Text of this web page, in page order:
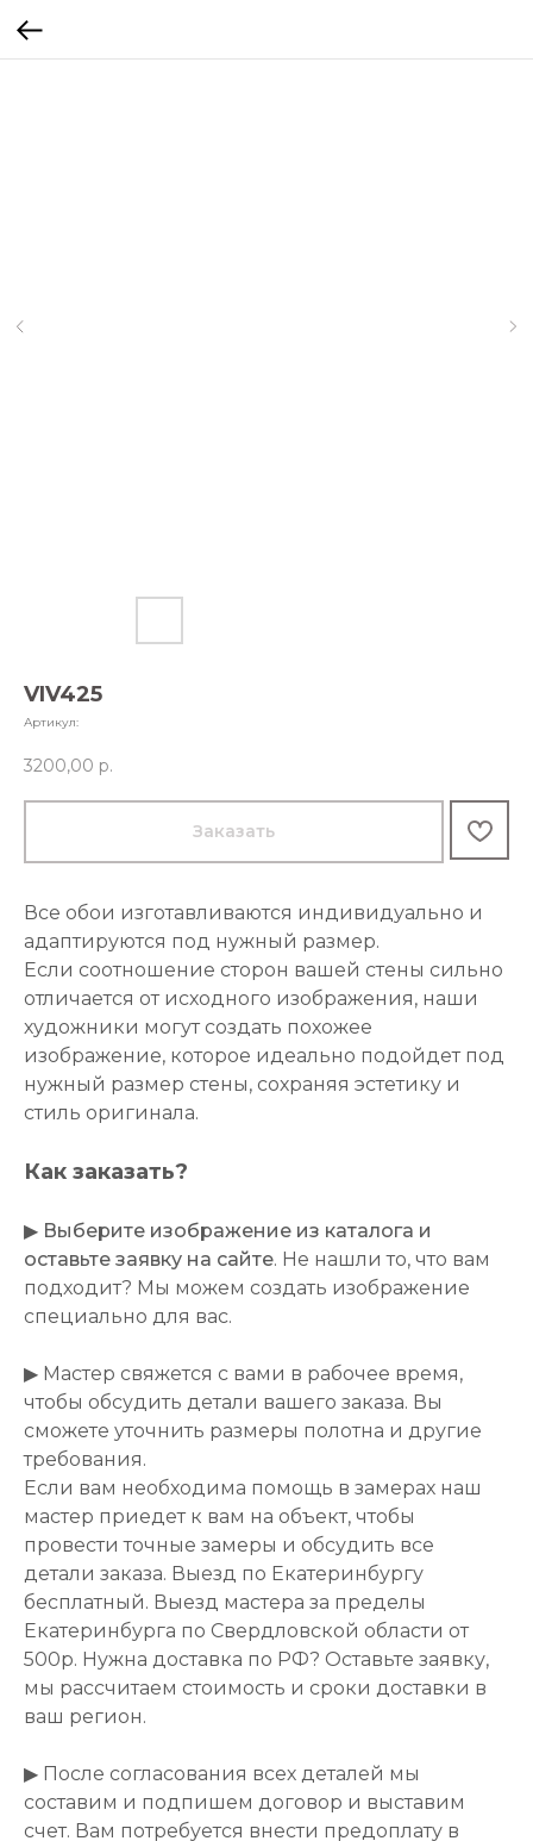
VIV425
Артикул:
3200,00 р.
Заказать
Все обои изготавливаются индивидуально и
адаптируются под нужный размер.
Если соотношение сторон вашей стены сильно
отличается от исходного изображения, наши
художники могут создать похожее
изображение, которое идеально подойдет под
нужный размер стены, сохраняя эстетику и
стиль оригинала.
Как заказать?
▶ Выберите изображение из каталога и
оставьте заявку на сайте. Не нашли то, что вам
подходит? Мы можем создать изображение
специально для вас.
▶ Мастер свяжется с вами в рабочее время,
чтобы обсудить детали вашего заказа. Вы
сможете уточнить размеры полотна и другие
требования.
Если вам необходима помощь в замерах наш
мастер приедет к вам на объект, чтобы
провести точные замеры и обсудить все
детали заказа. Выезд по Екатеринбургу
бесплатный. Выезд мастера за пределы
Екатеринбурга по Свердловской области от
500р. Нужна доставка по РФ? Оставьте заявку,
мы рассчитаем стоимость и сроки доставки в
ваш регион.
▶ После согласования всех деталей мы
составим и подпишем договор и выставим
счет. Вам потребуется внести предоплату в